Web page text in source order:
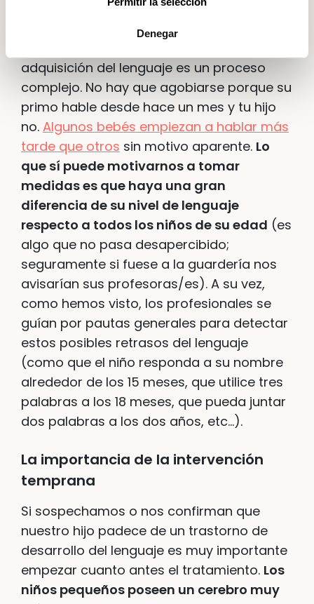
Denegar
adquisición del lenguaje es un proceso
complejo. No hay que agobiarse porque su
primo hable desde hace un mes y tu hijo
no. Algunos bebés empiezan a hablar más
tarde que otros sin motivo aparente. Lo
que sí puede motivarnos a tomar
medidas es que haya una gran
diferencia de su nivel de lenguaje
respecto a todos los niños de su edad (es
algo que no pasa desapercibido;
seguramente si fuese a la guardería nos
avisarían sus profesoras/es). A su vez,
como hemos visto, los profesionales se
guían por pautas generales para detectar
estos posibles retrasos del lenguaje
(como que el niño responda a su nombre
alrededor de los 15 meses, que utilice tres
palabras a los 18 meses, que pueda juntar
dos palabras a los dos años, etc…).
La importancia de la intervención
temprana
Si sospechamos o nos confirman que
nuestro hijo padece de un trastorno de
desarrollo del lenguaje es muy importante
empezar cuanto antes el tratamiento. Los
niños pequeños poseen un cerebro muy